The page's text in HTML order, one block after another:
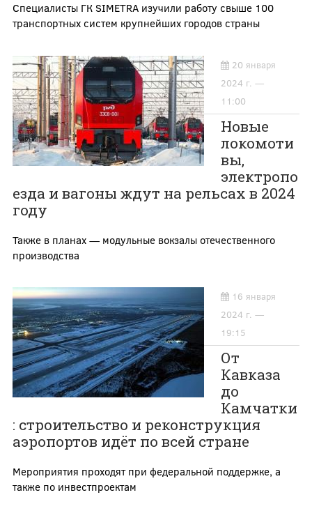
Специалисты ГК SIMETRA изучили работу свыше 100
транспортных систем крупнейших городов страны
20 января
2024 г. —
11:00
Новые
локомоти
вы,
электропо
езда и вагоны ждут на рельсах в 2024
году
Также в планах — модульные вокзалы отечественного
производства
16 января
2024 г. —
19:15
От
Кавказа
до
Камчатки
: строительство и реконструкция
аэропортов идёт по всей стране
Мероприятия проходят при федеральной поддержке, а
также по инвестпроектам